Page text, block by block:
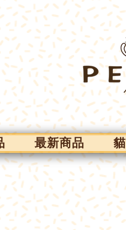
最新商品